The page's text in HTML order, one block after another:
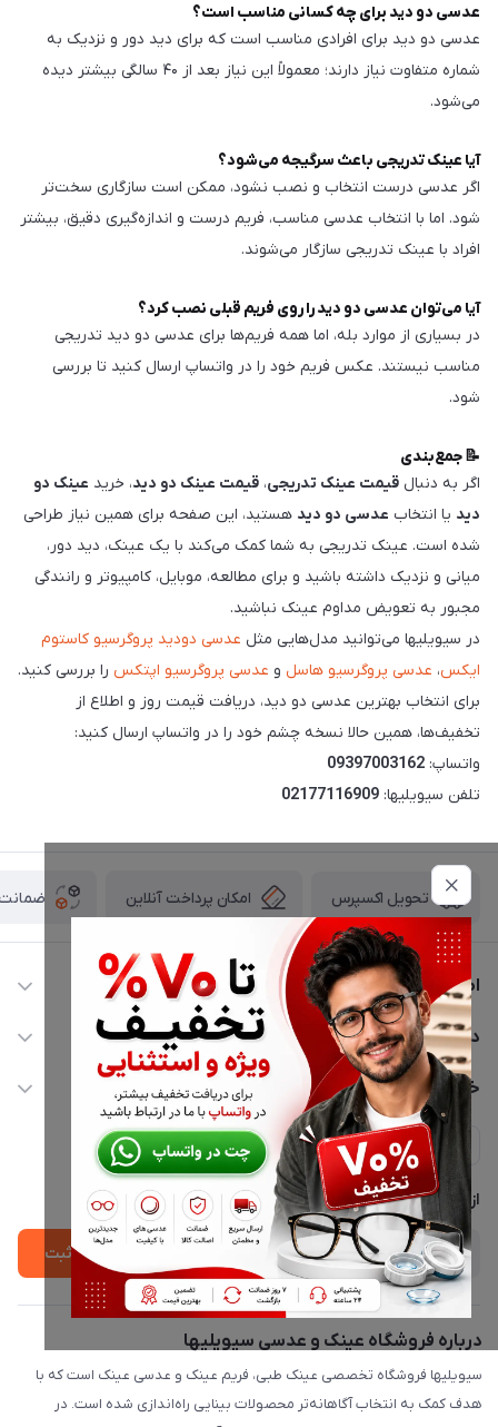
عدسی دو دید برای چه کسانی مناسب است؟
عدسی دو دید برای افرادی مناسب است که برای دید دور و نزدیک به
شماره متفاوت نیاز دارند؛ معمولاً این نیاز بعد از ۴۰ سالگی بیشتر دیده
می‌شود.
آیا عینک تدریجی باعث سرگیجه می‌شود؟
اگر عدسی درست انتخاب و نصب نشود، ممکن است سازگاری سخت‌تر
شود. اما با انتخاب عدسی مناسب، فریم درست و اندازه‌گیری دقیق، بیشتر
افراد با عینک تدریجی سازگار می‌شوند.
آیا می‌توان عدسی دو دید را روی فریم قبلی نصب کرد؟
در بسیاری از موارد بله، اما همه فریم‌ها برای عدسی دو دید تدریجی
مناسب نیستند. عکس فریم خود را در واتساپ ارسال کنید تا بررسی
شود.
📝 جمع‌بندی
اگر به دنبال قیمت عینک تدریجی، قیمت عینک دو دید، خرید عینک دو
دید یا انتخاب عدسی دو دید هستید، این صفحه برای همین نیاز طراحی
شده است. عینک تدریجی به شما کمک می‌کند با یک عینک، دید دور،
میانی و نزدیک داشته باشید و برای مطالعه، موبایل، کامپیوتر و رانندگی
مجبور به تعویض مداوم عینک نباشید.
در سیویلیها می‌توانید مدل‌هایی مثل عدسی دودید پروگرسیو کاستوم
ایکس، عدسی پروگرسیو هاسل و عدسی پروگرسیو اپتکس را بررسی کنید.
برای انتخاب بهترین عدسی دو دید، دریافت قیمت روز و اطلاع از
تخفیف‌ها، همین حالا نسخه چشم خود را در واتساپ ارسال کنید:
واتساپ: 09397003162
تلفن سیویلیها: 02177116909
تحویل اکسپرس امکان پرداخت آنلاین ضمانت
اطلاعات تماس
02177116909
info@civiliha.com
ارسال فوری در تهران + ارسال به سراسر کشور
دسترسی سریع
حساب کاربری
مجله فروشگاه
لیست محصولات
درباره ما
خدمات مشتریان
حریم خصوصی
پشتیبانی واتساپ 09397003162
از جدید‌ترین تخفیف‌ها با‌ خبر شوید
ثبت
درباره فروشگاه عینک و عدسی سیویلیها
سیویلیها فروشگاه تخصصی عینک طبی، فریم عینک و عدسی عینک است که با
هدف کمک به انتخاب آگاهانه‌تر محصولات بینایی راه‌اندازی شده است. در